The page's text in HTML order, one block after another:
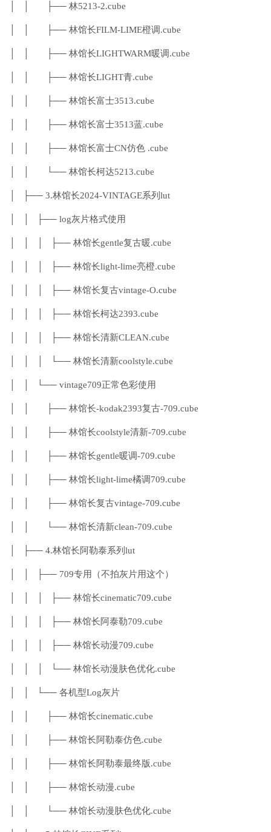
│ │ ├── 林5213-2.cube
│ │ ├── 林馆长FILM-LIME橙调.cube
│ │ ├── 林馆长LIGHTWARM暖调.cube
│ │ ├── 林馆长LIGHT青.cube
│ │ ├── 林馆长富士3513.cube
│ │ ├── 林馆长富士3513蓝.cube
│ │ ├── 林馆长富士CN仿色 .cube
│ │ └── 林馆长柯达5213.cube
│ ├── 3.林馆长2024-VINTAGE系列lut
│ │ ├── log灰片格式使用
│ │ │ ├── 林馆长gentle复古暖.cube
│ │ │ ├── 林馆长light-lime亮橙.cube
│ │ │ ├── 林馆长复古vintage-O.cube
│ │ │ ├── 林馆长柯达2393.cube
│ │ │ ├── 林馆长清新CLEAN.cube
│ │ │ └── 林馆长清新coolstyle.cube
│ │ └── vintage709正常色彩使用
│ │ ├── 林馆长-kodak2393复古-709.cube
│ │ ├── 林馆长coolstyle清新-709.cube
│ │ ├── 林馆长gentle暖调-709.cube
│ │ ├── 林馆长light-lime橘调709.cube
│ │ ├── 林馆长复古vintage-709.cube
│ │ └── 林馆长清新clean-709.cube
│ ├── 4.林馆长阿勒泰系列lut
│ │ ├── 709专用（不拍灰片用这个）
│ │ │ ├── 林馆长cinematic709.cube
│ │ │ ├── 林馆长阿泰勒709.cube
│ │ │ ├── 林馆长动漫709.cube
│ │ │ └── 林馆长动漫肤色优化.cube
│ │ └── 各机型Log灰片
│ │ ├── 林馆长cinematic.cube
│ │ ├── 林馆长阿勒泰仿色.cube
│ │ ├── 林馆长阿勒泰最终版.cube
│ │ ├── 林馆长动漫.cube
│ │ └── 林馆长动漫肤色优化.cube